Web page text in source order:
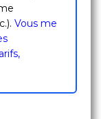
Vous me